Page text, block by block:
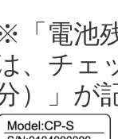
「電池
、チェ
）」が